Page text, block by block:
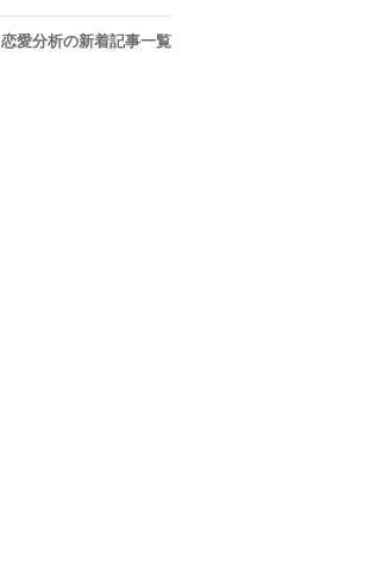
恋愛分析の新着記事一覧